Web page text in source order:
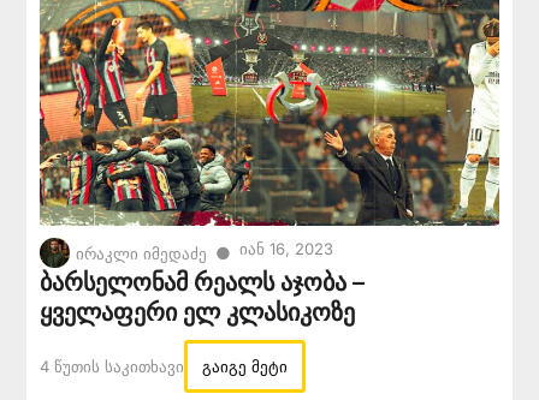
ირაკლი იმედაძე ● Იან 16, 2023
ბარსელონამ რეალს აჯობა –
ყველაფერი ელ კლასიკოზე
4 Წუთის Საკითხავი გაიგე მეტი